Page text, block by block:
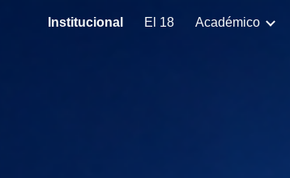
Skip to main content
Institucional El 18 Académico